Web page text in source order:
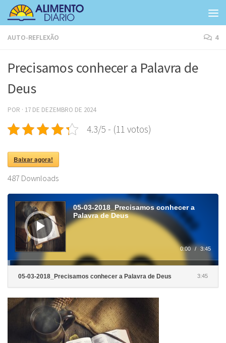
Skip to content
AUTO-REFLEXÃO 4
Precisamos conhecer a Palavra de
Deus
POR · 17 DE DEZEMBRO DE 2024
4.3/5 - (11 votos)
Baixar agora!
487 Downloads
Tocador
áudio
05-03-2018_Precisamos conhecer a
Palavra de Deus
0:00 / 3:45
05-03-2018_Precisamos conhecer a Palavra de Deus 3:45